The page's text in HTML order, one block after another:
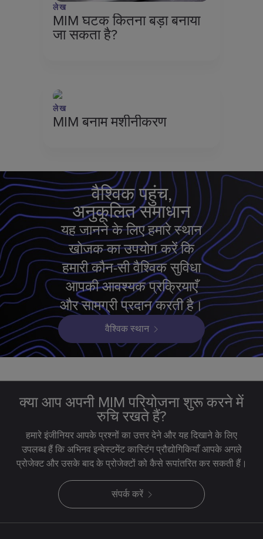
लेख
MIM घटक कितना बड़ा बनाया
जा सकता है?
लेख
MIM बनाम मशीनीकरण
वैश्विक पहुंच,
अनुकूलित समाधान
यह जानने के लिए हमारे स्थान
खोजक का उपयोग करें कि
हमारी कौन-सी वैश्विक सुविधा
आपकी आवश्यक प्रक्रियाएँ
और सामग्री प्रदान करती है।
वैश्विक स्थान
क्या आप अपनी MIM परियोजना शुरू करने में
रुचि रखते हैं?
हमारे इंजीनियर आपके प्रश्नों का उत्तर देने और यह दिखाने के लिए
उपलब्ध हैं कि अभिनव इन्वेस्टमेंट कास्टिंग प्रौद्योगिकियाँ आपके अगले
प्रोजेक्ट और उसके बाद के प्रोजेक्टों को कैसे रूपांतरित कर सकती हैं।
संपर्क करें